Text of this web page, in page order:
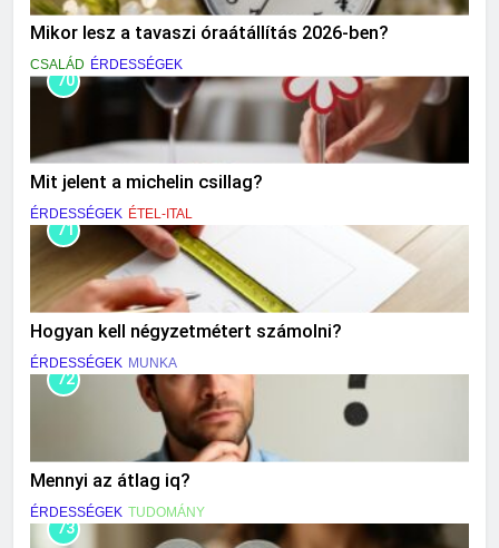
Mikor lesz a tavaszi óraátállítás 2026-ben?
CSALÁD ÉRDESSÉGEK
70
Mit jelent a michelin csillag?
ÉRDESSÉGEK ÉTEL-ITAL
71
Hogyan kell négyzetmétert számolni?
ÉRDESSÉGEK MUNKA
72
Mennyi az átlag iq?
ÉRDESSÉGEK TUDOMÁNY
73